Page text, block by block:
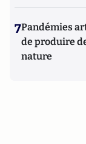
7Pandémies
de produire
nature